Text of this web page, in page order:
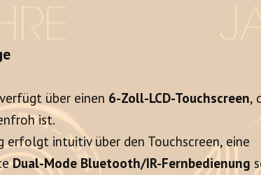
über einen 6-Zoll-LCD-Touchscreen,
ist.
erfolgt intuitiv über den Touchscreen, eine
Dual-Mode Bluetooth/IR-Fernbedienung